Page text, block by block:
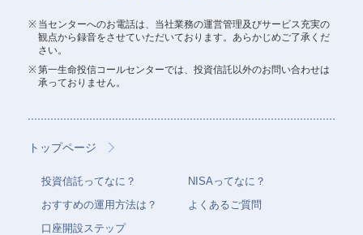
当センターへのお電話は、当社業務の運営管理及びサービス充実の
観点から録音をさせていただいております。あらかじめご了承くだ
さい。
第一生命投信コールセンターでは、投資信託以外のお問い合わせは
承っておりません。
トップページ
投資信託ってなに？
NISAってなに？
おすすめの運用方法は？
よくあるご質問
口座開設ステップ